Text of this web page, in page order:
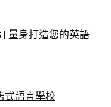
| 量身打造您的英語
式語言學校